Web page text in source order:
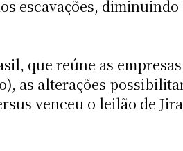
escavações,
que reúne as
as alterações
venceu o leilão de